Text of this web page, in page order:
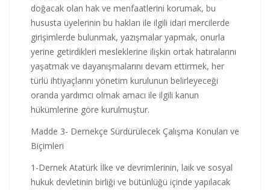
doğacak olan hak ve menfaatlerini korumak, bu
hususta üyelerinin bu hakları ile ilgili idari mercilerde
girişimlerde bulunmak, yazışmalar yapmak, onurla
yerine getirdikleri mesleklerine ilişkin ortak hatıralarını
yaşatmak ve dayanışmalarını devam ettirmek, her
türlü ihtiyaçlarını yönetim kurulunun belirleyeceği
oranda yardımcı olmak amacı ile ilgili kanun
hükümlerine göre kurulmuştur.
Madde 3- Dernekçe Sürdürülecek Çalışma Konuları ve
Biçimleri
1-Dernek Atatürk İlke ve devrimlerinin, laik ve sosyal
hukuk devletinin birliği ve bütünlüğü içinde yapılacak